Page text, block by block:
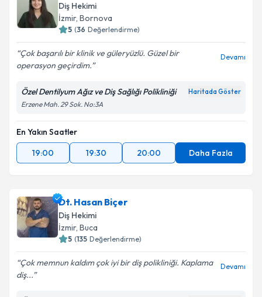
Diş Hekimi
İzmir, Bornova
5 (36 Değerlendirme)
Çok başarılı bir klinik ve güleryüzlü. Güzel bir
operasyon geçirdim.
Devamı
Özel Dentilyum Ağız ve Diş Sağlığı Polikliniği Haritada Göster
Erzene Mah. 29 Sok. No:3A
En Yakın Saatler
19:00
19:30 20:00 Daha Fazla
Dt. Hasan Biçer
Diş Hekimi
İzmir, Buca
5 (135 Değerlendirme)
Çok memnun kaldım çok iyi bir diş polikliniği. Kaplama
diş...
Devamı